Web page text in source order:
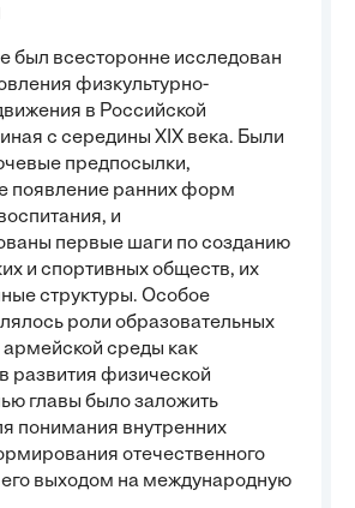
был всесторонне исследован
физкультурно-
в Российской
с середины XIX века. Были
предпосылки,
появление ранних форм
и
первые шаги по созданию
и спортивных обществ, их
структуры. Особое
роли образовательных
среды как
развития физической
главы было заложить
понимания внутренних
отечественного
выходом на международную